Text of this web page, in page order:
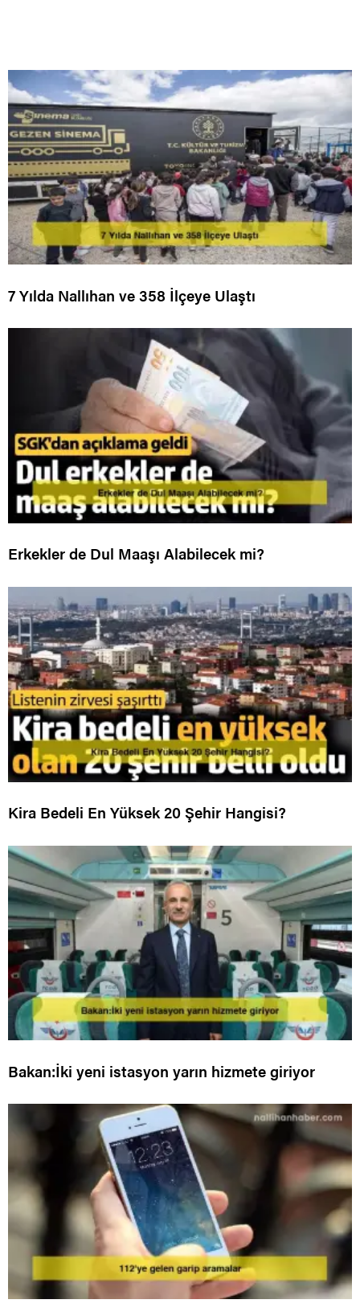
7 Yılda Nallıhan ve 358 İlçeye Ulaştı
Erkekler de Dul Maaşı Alabilecek mi?
Kira Bedeli En Yüksek 20 Şehir Hangisi?
Bakan:İki yeni istasyon yarın hizmete giriyor